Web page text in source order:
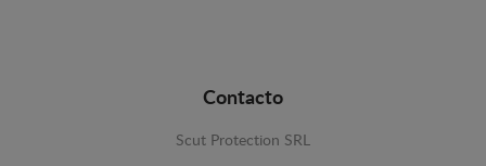
Contacto
Scut Protection SRL